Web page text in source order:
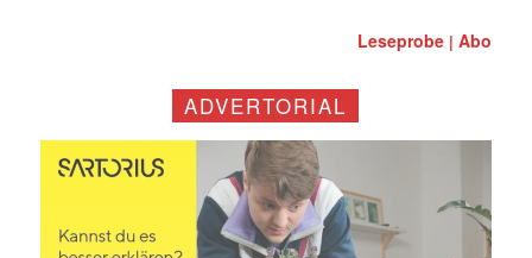
Leseprobe |Abo
ADVERTORIAL